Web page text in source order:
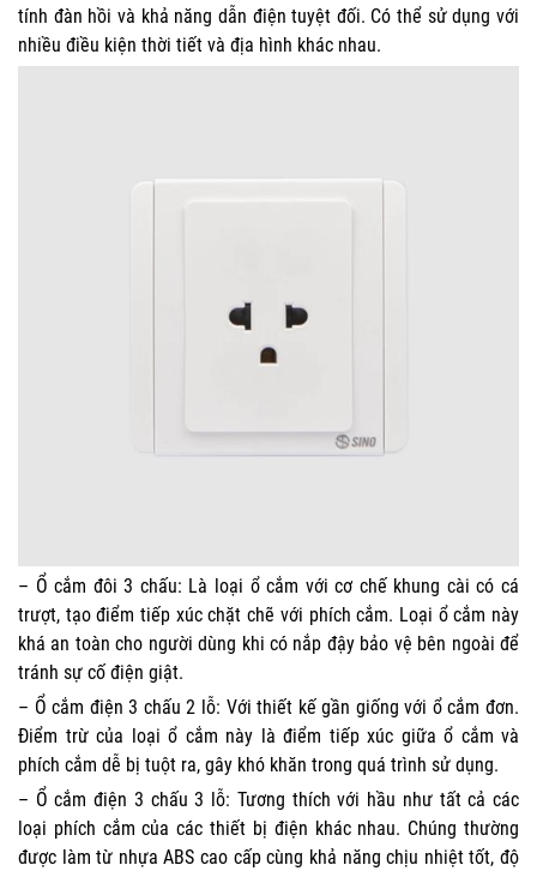
tính đàn hồi và khả năng dẫn điện tuyệt đối. Có thể sử dụng với
nhiều điều kiện thời tiết và địa hình khác nhau.
– Ổ cắm đôi 3 chấu: Là loại ổ cắm với cơ chế khung cài có cá
trượt, tạo điểm tiếp xúc chặt chẽ với phích cắm. Loại ổ cắm này
khá an toàn cho người dùng khi có nắp đậy bảo vệ bên ngoài để
tránh sự cố điện giật.
– Ổ cắm điện 3 chấu 2 lỗ: Với thiết kế gần giống với ổ cắm đơn.
Điểm trừ của loại ổ cắm này là điểm tiếp xúc giữa ổ cắm và
phích cắm dễ bị tuột ra, gây khó khăn trong quá trình sử dụng.
– Ổ cắm điện 3 chấu 3 lỗ: Tương thích với hầu như tất cả các
loại phích cắm của các thiết bị điện khác nhau. Chúng thường
được làm từ nhựa ABS cao cấp cùng khả năng chịu nhiệt tốt, độ